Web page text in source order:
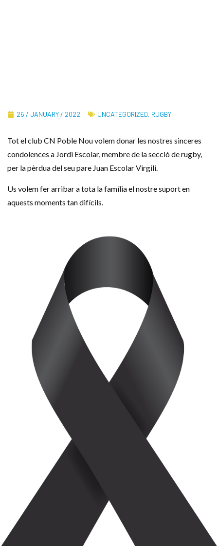
26 / JANUARY / 2022 UNCATEGORIZED, RUGBY
Tot el club CN Poble Nou volem donar les nostres sinceres
condolences a Jordi Escolar, membre de la secció de rugby,
per la pèrdua del seu pare Juan Escolar Virgili.
Us volem fer arribar a tota la família el nostre suport en
aquests moments tan difícils.